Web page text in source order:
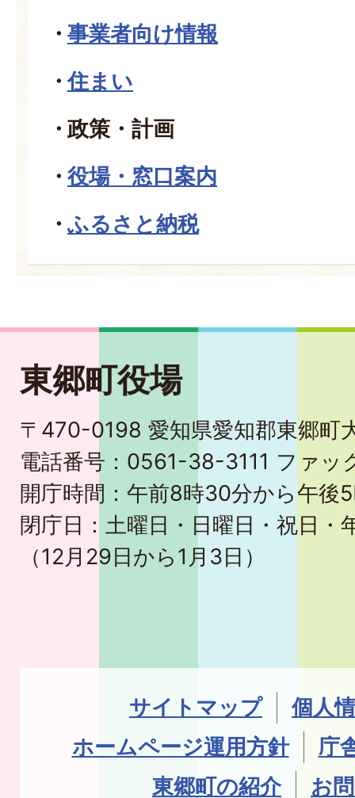
事業者向け情報
住まい
政策・計画
役場・窓口案内
ふるさと納税
東郷町役場
〒470-0198 愛知県愛知郡東郷町
電話番号：0561-38-3111 ファ
開庁時間：午前8時30分から午後
閉庁日：土曜日・日曜日・祝日・
（12月29日から1月3日）
サイトマップ
個人
ホームページ運用方針
庁
東郷町の紹介
お